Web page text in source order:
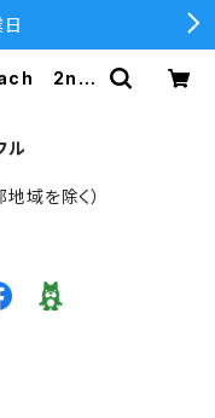
2nd
ル
域を除く）